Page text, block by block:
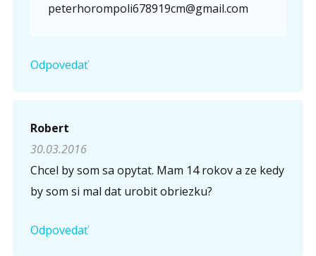
peterhorompoli678919cm@gmail.com
Odpovedať
Robert
30.03.2016
Chcel by som sa opytat. Mam 14 rokov a ze kedy
by som si mal dat urobit obriezku?
Odpovedať